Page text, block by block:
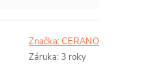
Značka:CERANO
Záruka: 3 roky